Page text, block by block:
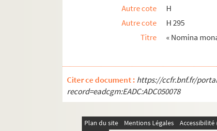
Autre cote
H
Autre cote
H 295
Titre
« Nomina
Citer ce document : https://ccfr.bnf.fr/
record=eadcgm:EADC:ADC050078
Plan du site Mentions Légales